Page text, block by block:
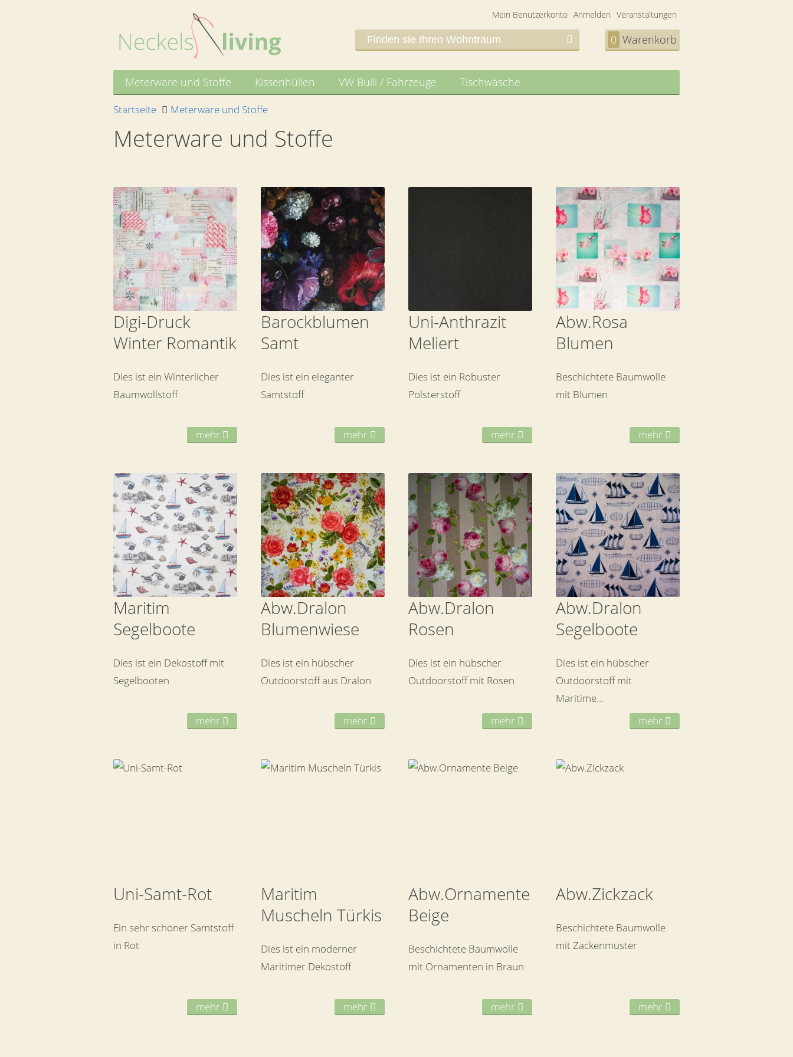
Mein Benutzerkonto Anmelden Veranstaltungen
0 Warenkorb
Meterware und Stoffe Kissenhüllen VW Bulli / Fahrzeuge Tischwäsche
Startseite Meterware und Stoffe
Meterware und Stoffe
Digi-Druck
Winter Romantik
Dies ist ein Winterlicher
Baumwollstoff
mehr
Barockblumen
Samt
Dies ist ein eleganter
Samtstoff
mehr
Uni-Anthrazit
Meliert
Dies ist ein Robuster
Polsterstoff
mehr
Abw.Rosa
Blumen
Beschichtete Baumwolle
mit Blumen
mehr
Maritim
Segelboote
Dies ist ein Dekostoff mit
Segelbooten
mehr
Abw.Dralon
Blumenwiese
Dies ist ein hübscher
Outdoorstoff aus Dralon
mehr
Abw.Dralon
Rosen
Dies ist ein hübscher
Outdoorstoff mit Rosen
mehr
Abw.Dralon
Segelboote
Dies ist ein hübscher
Outdoorstoff mit
Maritime...
mehr
Uni-Samt-Rot
Ein sehr schöner Samtstoff
in Rot
mehr
Maritim
Muscheln Türkis
Dies ist ein moderner
Maritimer Dekostoff
mehr
Abw.Ornamente
Beige
Beschichtete Baumwolle
mit Ornamenten in Braun
mehr
Abw.Zickzack
Beschichtete Baumwolle
mit Zackenmuster
mehr